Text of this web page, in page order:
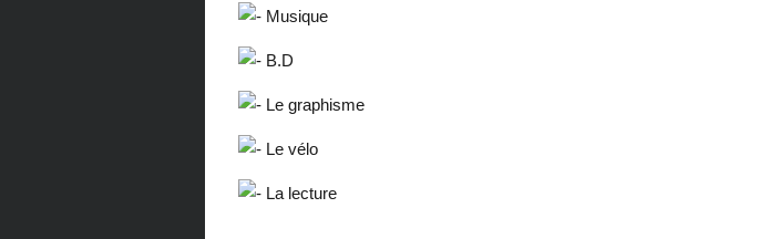
Musique
B.D
Le graphisme
Le vélo
La lecture